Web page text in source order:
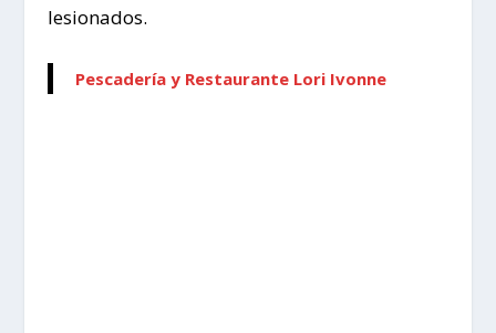
lesionados.
Pescadería y Restaurante Lori Ivonne